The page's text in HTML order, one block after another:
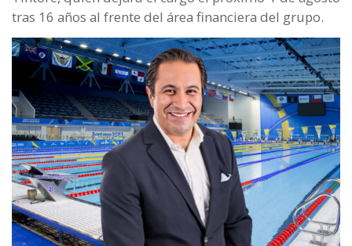
tras 16 años al frente del área financiera del grupo.